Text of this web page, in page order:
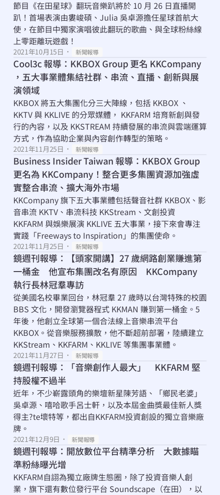
節目《在田星球》翻玩音樂趴將於 10 月 26 日直播開
趴！首場表演由婁峻碩、Julia 吳卓源擔任星球首航大
使，在節目中獨家演唱彼此翻玩的歌曲、與全球粉絲線
上零距離玩遊戲！
2021年10月15日 ・ 新聞報導
Cool3c 報導：KKBOX Group 更名 KKCompany
，五大事業體集結社群、串流、直播、創新與展
演領域
KKBOX 將五大集團化分三大陣線，包括 KKBOX 、
KKTV 與 KKLIVE 的分眾媒體， KKFARM 培育新創與發
行的內容，以及 KKSTREAM 持續發展的串流與雲端運算
方式，作為協助企業與內容創作轉型的策略。
2021年11月25日 ・ 新聞報導
Business Insider Taiwan 報導：KKBOX Group
更名為 KKCompany！整合更多集團資源加強虛
實整合串流、擴大海外市場
KKCompany 旗下五大事業體包括聲音社群 KKBOX、影
音串流 KKTV、串流科技 KKStream、文創投資
KKFARM 與娛樂展演 KKLIVE 五大事業，接下來會專注
實踐「Freeways to Inspiration」的集團使命。
2021年11月25日 ・ 新聞報導
鏡週刊報導：【頭家開講】27 歲網路創業賺進第
一桶金　他宣布集團改名有原因　KKCompany
執行長林冠羣專訪
從美國名校畢業回台，林冠羣 27 歲時以台灣特殊的校園
BBS 文化，開發瀏覽器程式 KKMAN 賺到第一桶金。5
年後，他創立全球第一個合法線上音樂串流平台
KKBOX。從音樂服務擴散，他不斷超前部署，陸續建立
KKStream、KKFARM、KKLIVE 等集團事業體。
2021年11月27日 ・ 新聞報導
鏡週刊報導：「音樂創作人最大」　KKFARM 堅
持股權不過半
近年，不少嶄露頭角的樂壇新星陳芳語、「鄉民老婆」
吳卓源、嘻哈歌手呂士軒，以及本屆金曲獎最佳新人獎
得主?te壞特等，都出自KKFARM投資創設的獨立音樂廠
牌。
2021年12月9日 ・ 新聞報導
鏡週刊報導：開放數位平台精準分析　大數據瞄
準粉絲曝光增
KKFARM自詡為獨立廠牌生態圈，除了投資音樂人創
業，旗下還有數位發行平台 Soundscape（在田），以